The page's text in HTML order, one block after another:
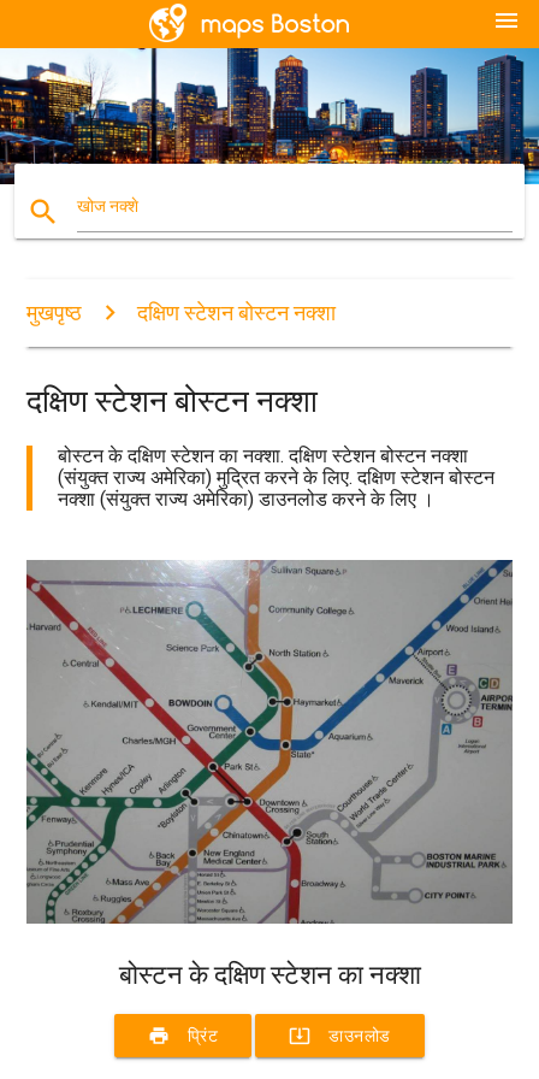
menu
search खोज नक्शे
मुखपृष्ठ दक्षिण स्टेशन बोस्टन नक्शा
दक्षिण स्टेशन बोस्टन नक्शा
बोस्टन के दक्षिण स्टेशन का नक्शा. दक्षिण स्टेशन बोस्टन नक्शा
(संयुक्त राज्य अमेरिका) मुद्रित करने के लिए. दक्षिण स्टेशन बोस्टन
नक्शा (संयुक्त राज्य अमेरिका) डाउनलोड करने के लिए ।
बोस्टन के दक्षिण स्टेशन का नक्शा
print प्रिंट system_update_alt डाउनलोड